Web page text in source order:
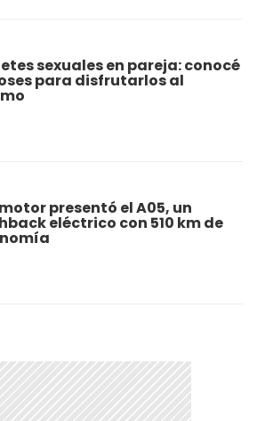
sexuales en pareja: conocé
para disfrutarlos al
presentó el A05, un
eléctrico con 510 km de